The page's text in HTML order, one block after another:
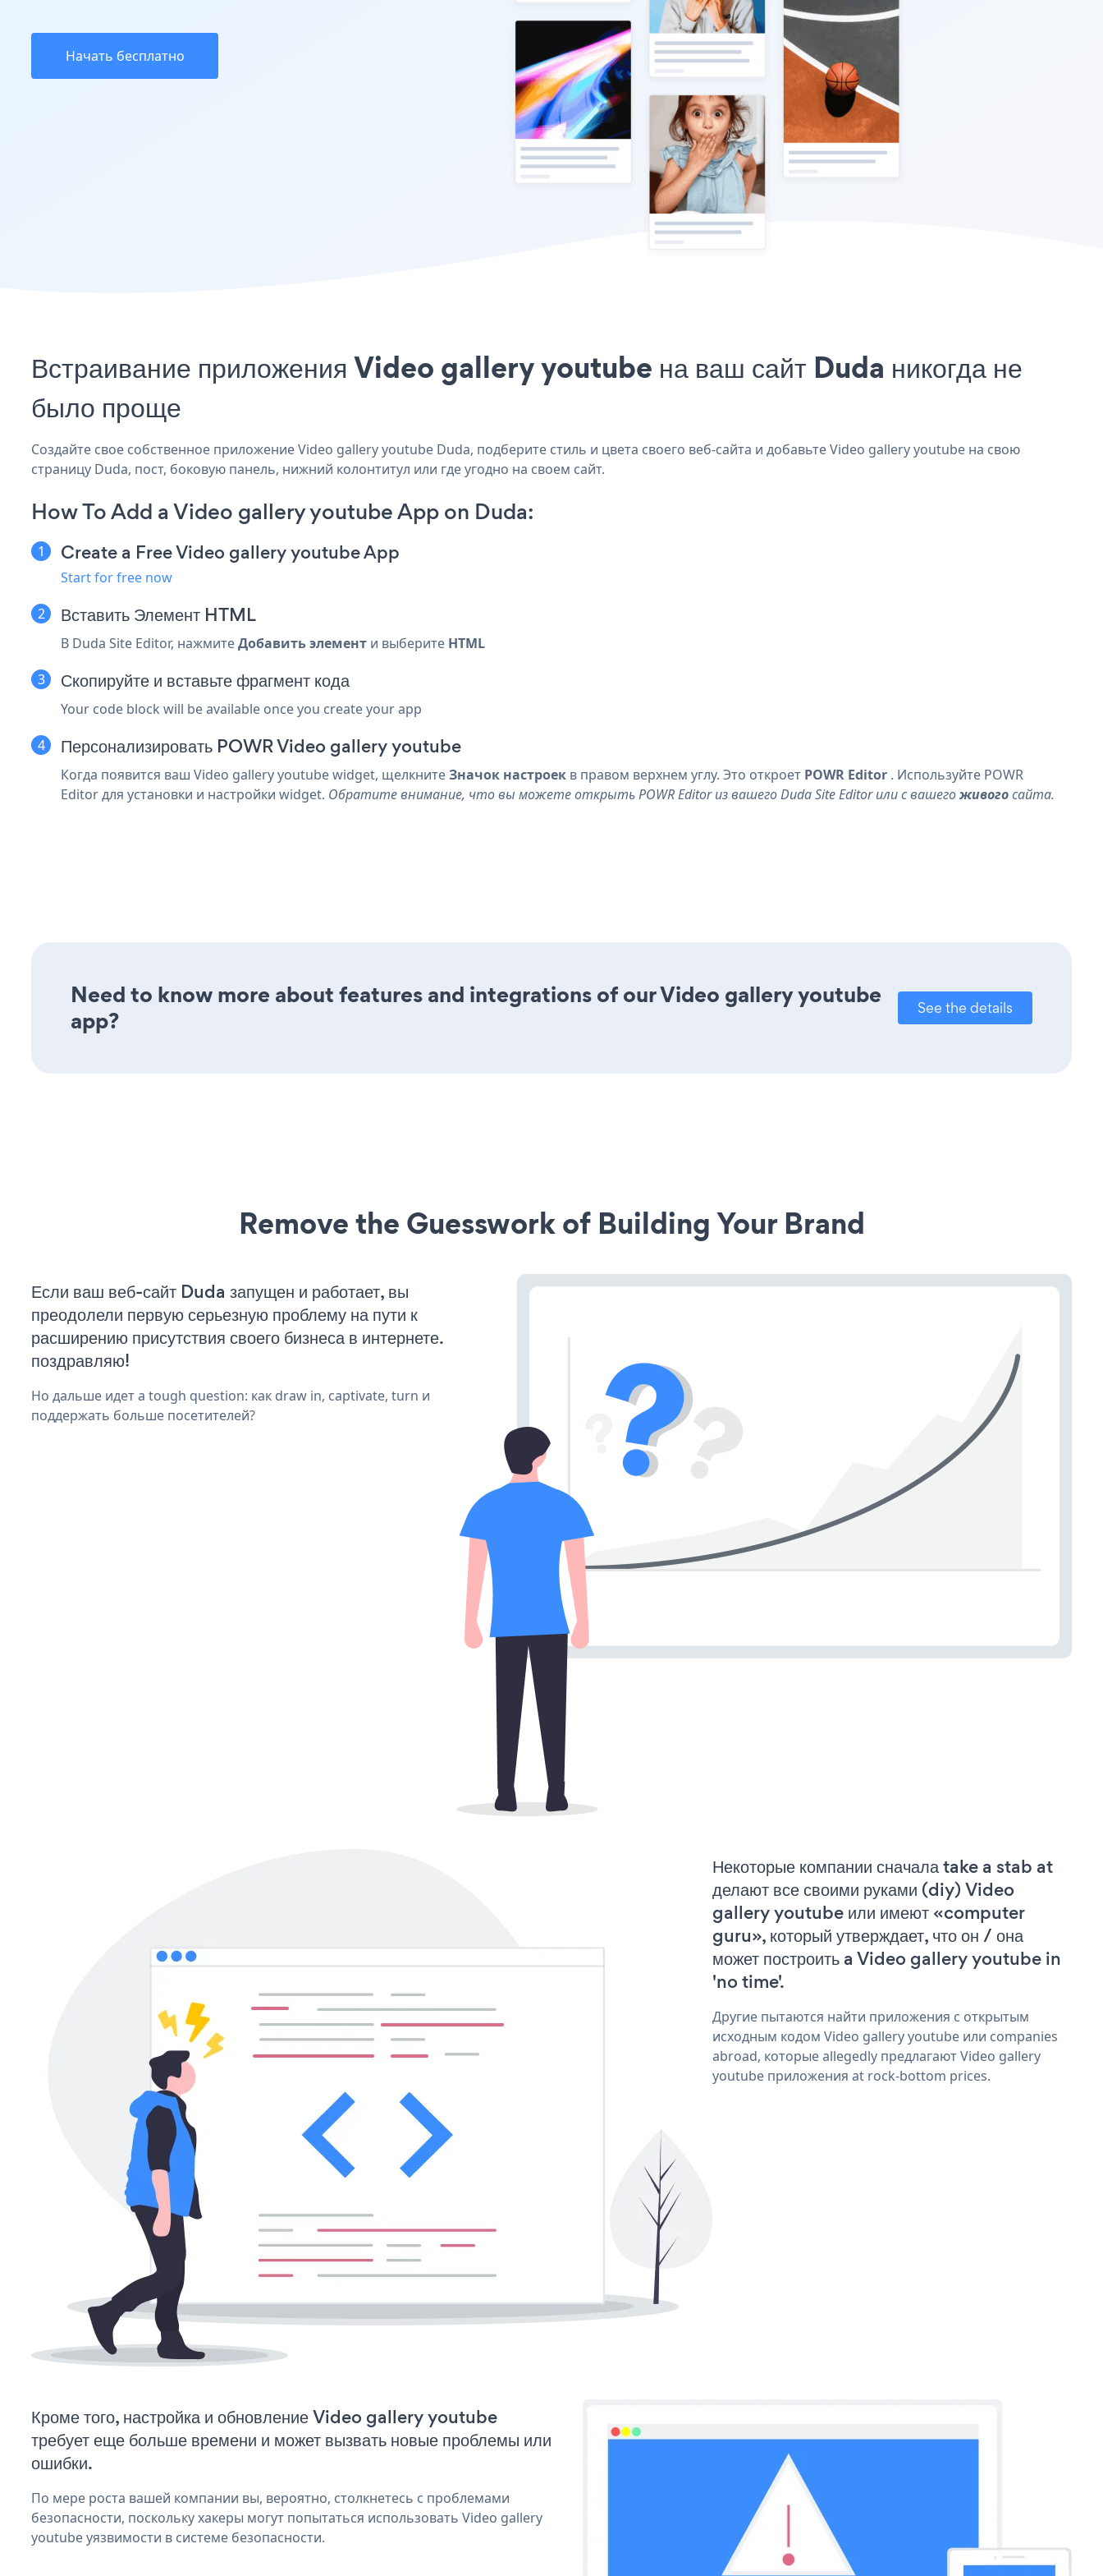
Начать бесплатно
Встраивание приложения Video gallery youtube на ваш сайт Duda никогда не
было проще
Создайте свое собственное приложение Video gallery youtube Duda, подберите стиль и цвета своего веб-сайта и добавьте Video gallery youtube на свою
страницу Duda, пост, боковую панель, нижний колонтитул или где угодно на своем сайт.
How To Add a Video gallery youtube App on Duda:
Create a Free Video gallery youtube App
Start for free now
ВставитьЭлемент HTML
В Duda Site Editor, нажмитеДобавить элемент и выберите HTML
Скопируйте и вставьте фрагмент кода
Your code block will be available once you create your app
Персонализировать POWR Video gallery youtube
Когда появится ваш Video gallery youtube widget, щелкнитеЗначок настроек в правом верхнем углу. Это откроет POWR Editor . Используйте POWR
Editor для установки и настройки widget. Обратите внимание, что вы можете открыть POWR Editor из вашего Duda Site Editor или с вашегоживогосайта.
Need to know more about features and integrations of our Video gallery youtube
app?
See the details
Remove the Guesswork of Building Your Brand
Если ваш веб-сайт Duda запущен и работает, вы
преодолели первую серьезную проблему на пути к
расширению присутствия своего бизнеса в интернете.
поздравляю!
Но дальше идет a tough question: как draw in, captivate, turn и
поддержать больше посетителей?
Некоторые компании сначала take a stab at
делают все своими руками (diy) Video
gallery youtube или имеют «computer
guru», который утверждает, что он / она
может построить a Video gallery youtube in
'no time'.
Другие пытаются найти приложения с открытым
исходным кодом Video gallery youtube или companies
abroad, которые allegedly предлагают Video gallery
youtube приложения at rock-bottom prices.
Кроме того, настройка и обновление Video gallery youtube
требует еще больше времени и может вызвать новые проблемы или
ошибки.
По мере роста вашей компании вы, вероятно, столкнетесь с проблемами
безопасности, поскольку хакеры могут попытаться использовать Video gallery
youtube уязвимости в системе безопасности.